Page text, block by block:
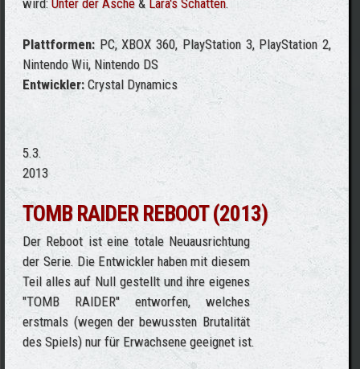
wird:Unter der Asche & Lara's Schatten.
Plattformen: PC, XBOX 360, PlayStation 3, PlayStation 2,
Nintendo Wii, Nintendo DS
Entwickler: Crystal Dynamics
5.3.
2013
TOMB RAIDER REBOOT (2013)
Der Reboot ist eine totale Neuausrichtung
der Serie. Die Entwickler haben mit diesem
Teil alles auf Null gestellt und ihre eigenes
"TOMB RAIDER" entworfen, welches
erstmals (wegen der bewussten Brutalität
des Spiels) nur für Erwachsene geeignet ist.